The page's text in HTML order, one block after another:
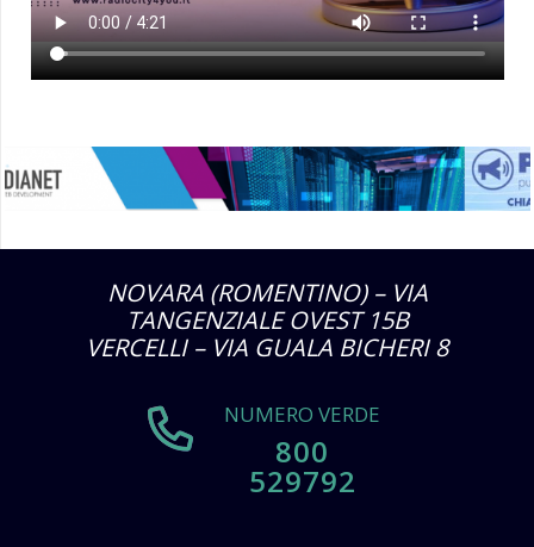
NOVARA (ROMENTINO) – VIA
TANGENZIALE OVEST 15B
VERCELLI – VIA GUALA BICHERI 8
NUMERO VERDE
800
529792